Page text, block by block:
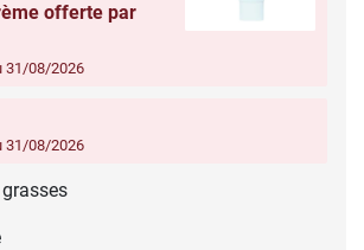
offerte par
31/08/2026
31/08/2026